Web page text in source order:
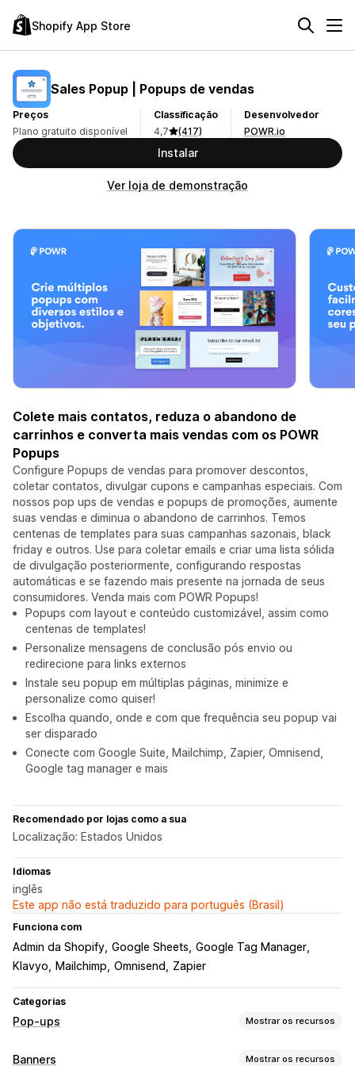
Shopify App Store
Sales Popup | Popups de vendas
Preços
Plano gratuito disponível
Classificação
4,7
(417)
Desenvolvedor
POWR.io
Instalar
Ver loja de demonstração
Colete mais contatos, reduza o abandono de
carrinhos e converta mais vendas com os POWR
Popups
Configure Popups de vendas para promover descontos,
coletar contatos, divulgar cupons e campanhas especiais. Com
nossos pop ups de vendas e popups de promoções, aumente
suas vendas e diminua o abandono de carrinhos. Temos
centenas de templates para suas campanhas sazonais, black
friday e outros. Use para coletar emails e criar uma lista sólida
de divulgação posteriormente, configurando respostas
automáticas e se fazendo mais presente na jornada de seus
consumidores. Venda mais com POWR Popups!
Popups com layout e conteúdo customizável, assim como
centenas de templates!
Personalize mensagens de conclusão pós envio ou
redirecione para links externos
Instale seu popup em múltiplas páginas, minimize e
personalize como quiser!
Escolha quando, onde e com que frequência seu popup vai
ser disparado
Conecte com Google Suite, Mailchimp, Zapier, Omnisend,
Google tag manager e mais
Recomendado por lojas como a sua
Localização: Estados Unidos
Idiomas
inglês
Este app não está traduzido para português (Brasil)
Funciona com
Admin da Shopify Google Sheets Google Tag Manager
Klavyo
Mailchimp Omnisend Zapier
Categorias
Pop-ups Mostrar os recursos
Tipos de pop-ups
Banners Mostrar os recursos